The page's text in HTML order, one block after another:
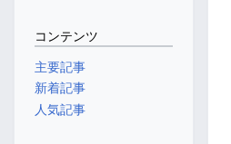
コンテンツ
主要記事
新着記事
人気記事